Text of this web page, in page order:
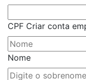
CPF Criar conta
Nome